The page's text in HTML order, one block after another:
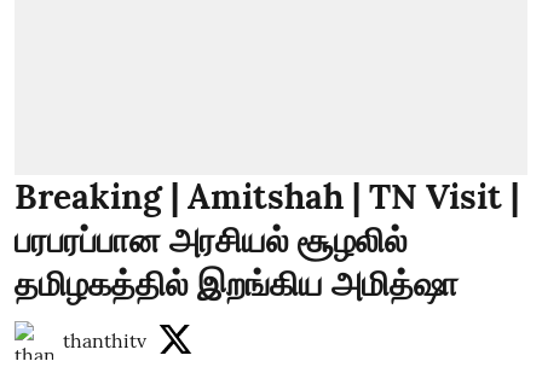
Breaking | Amitshah | TN Visit |
பரபரப்பான அரசியல் சூழலில்
தமிழகத்தில் இறங்கிய அமித்ஷா
thanthitv